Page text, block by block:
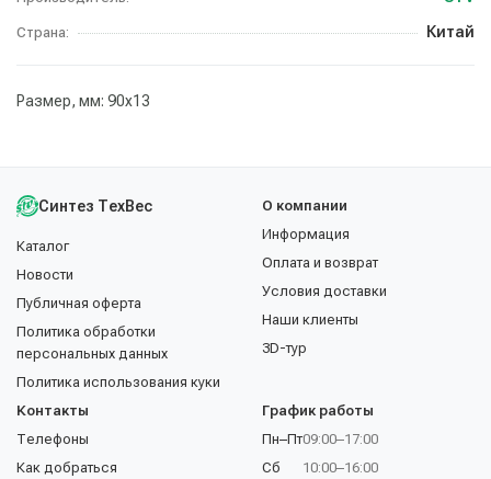
Страна: Китай
Размер, мм: 90х13
Синтез ТехВес
Каталог
Новости
Публичная оферта
Политика обработки
персональных данных
Политика использования куки
О компании
Информация
Оплата и возврат
Условия доставки
Наши клиенты
3D-тур
Контакты
Телефоны
Как добраться
График работы
Пн–Пт
Сб
09:00–17:00
10:00–16:00